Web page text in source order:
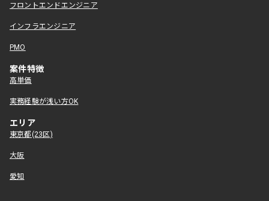
フロントエンドエンジニア
インフラエンジニア
PMO
案件特徴
高単価
実務経験が浅い方OK
エリア
東京都(23区)
大阪
愛知